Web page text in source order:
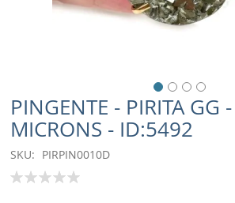
PINGENTE - PIRITA GG
MICRONS - ID:5492
SKU
PIRPIN0010D
Classificação: